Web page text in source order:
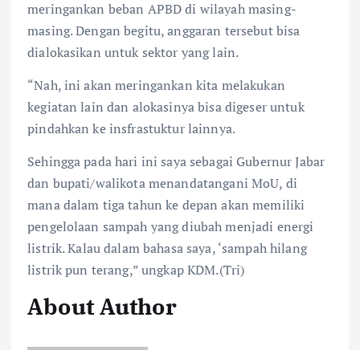
meringankan beban APBD di wilayah masing-
masing. Dengan begitu, anggaran tersebut bisa
dialokasikan untuk sektor yang lain.
“Nah, ini akan meringankan kita melakukan
kegiatan lain dan alokasinya bisa digeser untuk
pindahkan ke insfrastuktur lainnya.
Sehingga pada hari ini saya sebagai Gubernur Jabar
dan bupati/walikota menandatangani MoU, di
mana dalam tiga tahun ke depan akan memiliki
pengelolaan sampah yang diubah menjadi energi
listrik. Kalau dalam bahasa saya, ‘sampah hilang
listrik pun terang,” ungkap KDM.(Tri)
About Author